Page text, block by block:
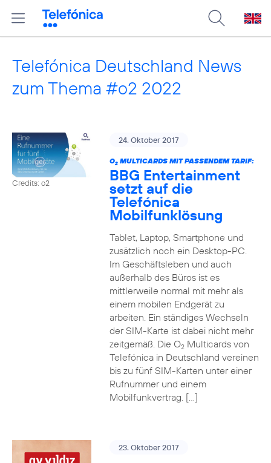
Telefónica Deutschland News
zum Thema #o2 2022
Credits: o2
24. Oktober 2017
O2MULTICARDS MIT PASSENDEM TARIF:
BBG Entertainment
setzt auf die
Telefónica
Mobilfunklösung
Tablet, Laptop, Smartphone und
zusätzlich noch ein Desktop-PC.
Im Geschäftsleben und auch
außerhalb des Büros ist es
mittlerweile normal mit mehr als
einem mobilen Endgerät zu
arbeiten. Ein ständiges Wechseln
der SIM-Karte ist dabei nicht mehr
zeitgemäß. Die O2Multicards von
Telefónica in Deutschland vereinen
bis zu fünf SIM-Karten unter einer
Rufnummer und einem
Mobilfunkvertrag. […]
23. Oktober 2017